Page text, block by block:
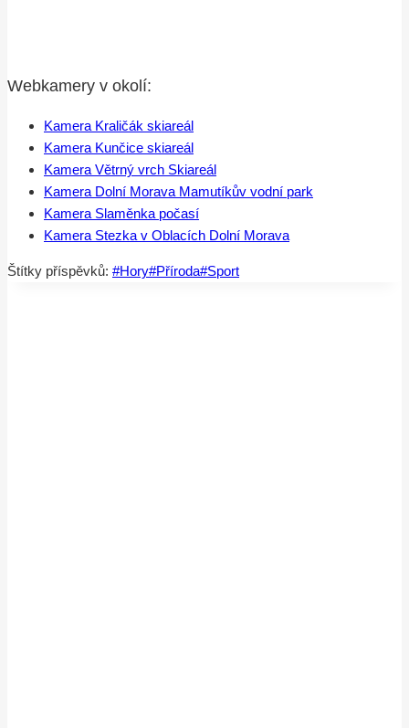
Webkamery v okolí:
Kamera Kraličák skiareál
Kamera Kunčice skiareál
Kamera Větrný vrch Skiareál
Kamera Dolní Morava Mamutíkův vodní park
Kamera Slaměnka počasí
Kamera Stezka v Oblacích Dolní Morava
Štítky příspěvků: #Hory#Příroda#Sport